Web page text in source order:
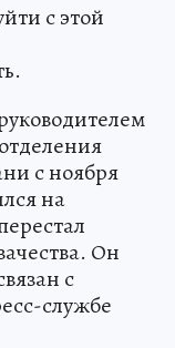
с этой
с ноября
на
Он
с
службе